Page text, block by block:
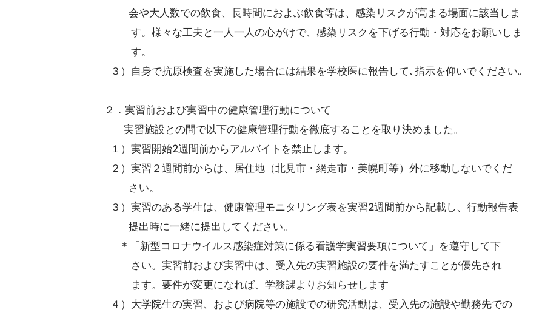
会や大人数での飲食、長時間におよぶ飲食等は、感染リスクが高まる場面に該当しま
す。様々な工夫と一人一人の心がけで、感染リスクを下げる行動・対応をお願いしま
す。
３）自身で抗原検査を実施した場合には結果を学校医に報告して､指示を仰いでください｡
２．実習前および実習中の健康管理行動について
実習施設との間で以下の健康管理行動を徹底することを取り決めました。
１）実習開始2週間前からアルバイトを禁止します。
２）実習２週間前からは、居住地（北見市・網走市・美幌町等）外に移動しないでくだ
さい。
３）実習のある学生は、健康管理モニタリング表を実習2週間前から記載し、行動報告表
提出時に一緒に提出してください。
＊「新型コロナウイルス感染症対策に係る看護学実習要項について」を遵守して下
さい。実習前および実習中は、受入先の実習施設の要件を満たすことが優先され
ます。要件が変更になれば、学務課よりお知らせします
４）大学院生の実習、および病院等の施設での研究活動は、受入先の施設や勤務先での